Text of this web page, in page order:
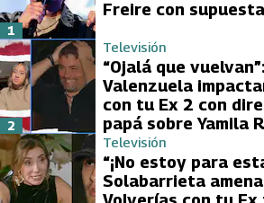
Freire con
1
Televisión
“Ojalá que
Valenzuela
con tu Ex 2 con
papá sobre Yamila
2
Televisión
“¡No estoy para
Solabarrieta